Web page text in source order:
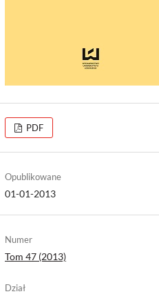
PDF
Opublikowane
01-01-2013
Numer
Tom 47 (2013)
Dział